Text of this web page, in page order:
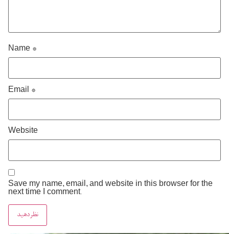
Name *
Email *
Website
Save my name, email, and website in this browser for the
next time I comment.